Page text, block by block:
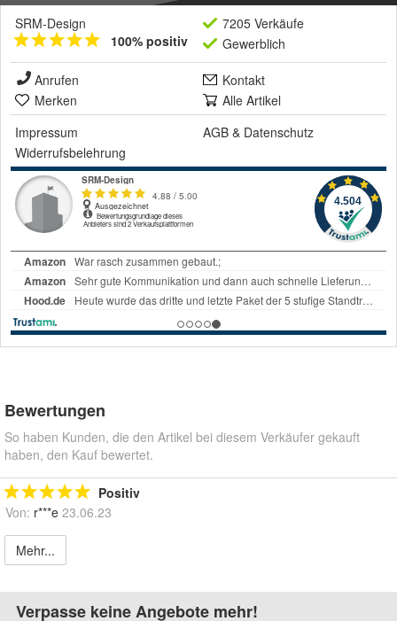
SRM-Design
100% positiv
7205 Verkäufe
Gewerblich
Anrufen
Kontakt
Merken
Alle Artikel
Impressum
AGB & Datenschutz
Widerrufsbelehrung
Bewertungen
So haben Kunden, die den Artikel bei diesem Verkäufer gekauft
haben, den Kauf bewertet.
Positiv
Von: r***e 23.06.23
Mehr...
Verpasse keine Angebote mehr!